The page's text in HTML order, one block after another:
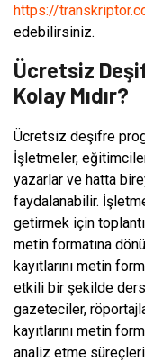
https://
edebilirsiniz.
Ücretsiz
Kolay Mıdır?
Ücretsiz deşifre
İşletmeler,
yazarlar ve hatta
faydalanabilir.
getirmek için
metin formatına
kayıtlarını metin
etkili bir şekilde ders
gazeteciler,
kayıtlarını metin
analiz etme